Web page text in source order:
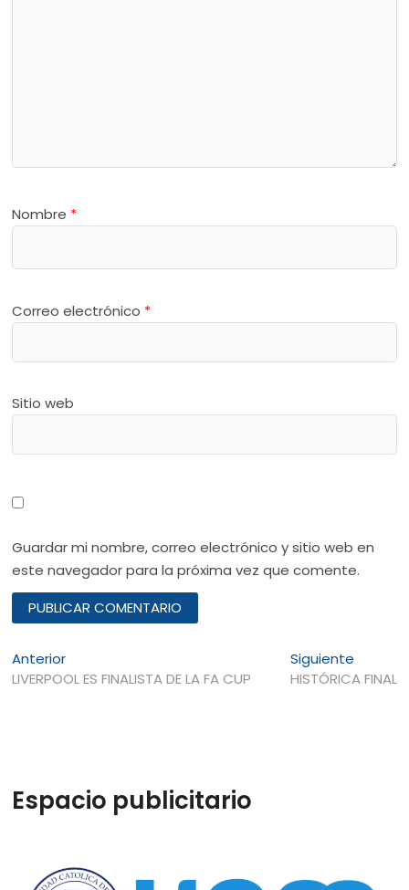
Nombre *
Correo electrónico *
Sitio web
Guardar mi nombre, correo electrónico y sitio web en
este navegador para la próxima vez que comente.
Navegación
de
AnteriorEntrada
anterior:
LIVERPOOL ES FINALISTA DE LA FA CUP
SiguienteEntrada
HISTÓRICA FINAL
Espacio publicitario